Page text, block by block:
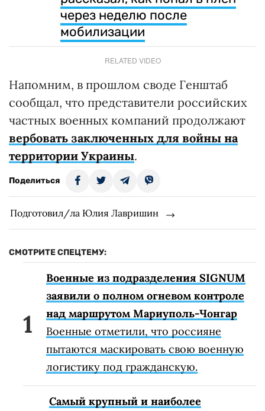
через неделю после
мобилизации
RELATED VIDEO
Напомним, в прошлом своде Генштаб
сообщал, что представители российских
частных военных компаний продолжают
вербовать заключенных для войны на
территории Украины.
Поделиться
Подготовил/ла Юлия Лавришин
СМОТРИТЕ СПЕЦТЕМУ:
Военные из подразделения SIGNUM
заявили о полном огневом контроле
над маршрутом Мариуполь-Чонгар
Военные отметили, что россияне
пытаются маскировать свою военную
логистику под гражданскую.
Самый крупный и наиболее